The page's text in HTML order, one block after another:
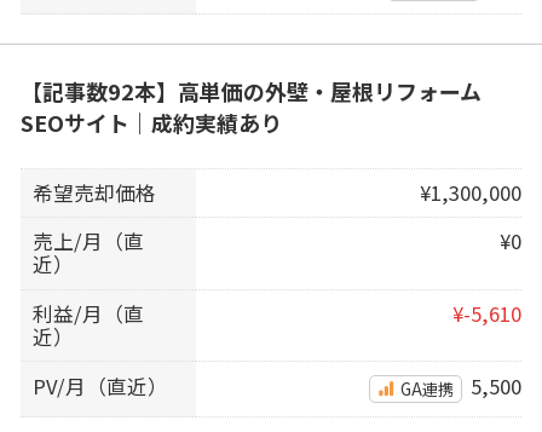
【記事数92本】高単価の外壁・屋根リフォーム
SEOサイト｜成約実績あり
希望売却価格
¥1,300,000
売上/月（直
近）
¥0
利益/月（直
近）
¥-5,610
PV/月（直近） GA連携 5,500